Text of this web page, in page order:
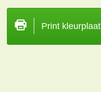
Print kleurplaat